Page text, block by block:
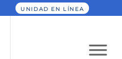
UNIDAD EN LÍNEA